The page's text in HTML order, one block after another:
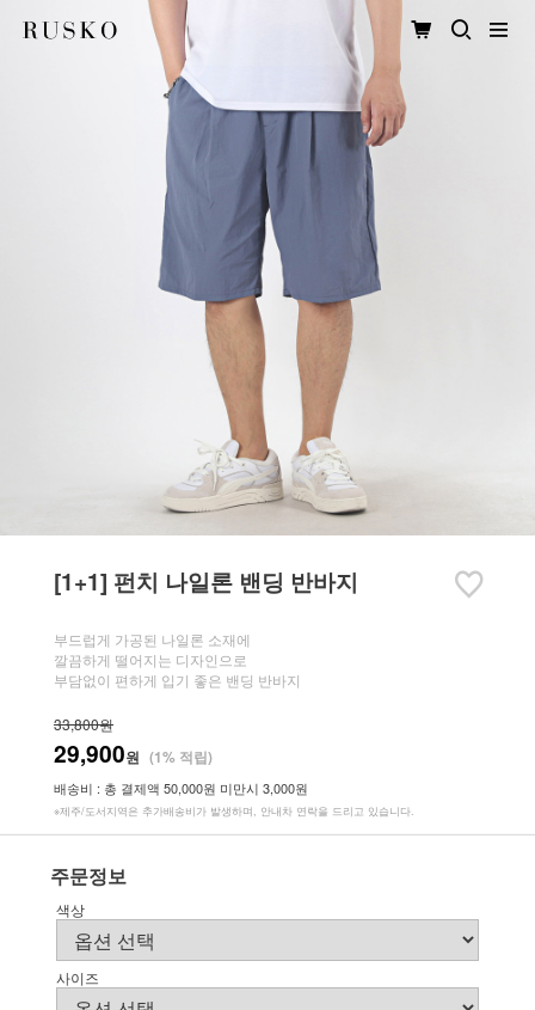
[1+1] 펀치 나일론 밴딩 반바지
부드럽게 가공된 나일론 소재에
깔끔하게 떨어지는 디자인으로
부담없이 편하게 입기 좋은 밴딩 반바지
33,800원
29,900원 (1% 적립)
배송비 : 총 결제액 50,000원 미만시 3,000원
※제주/도서지역은 추가배송비가 발생하며, 안내차 연락을 드리고 있습니다.
주문정보
색상
사이즈